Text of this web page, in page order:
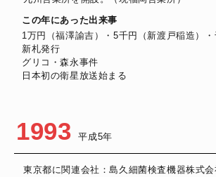
この年にあった出来事
1万円（福澤諭吉）・5千円（新渡戸稲造）
新札発行
グリコ・森永事件
日本初の衛星放送始まる
1993 平成5年
東京都に関連会社：島久細菌検査機器株式会